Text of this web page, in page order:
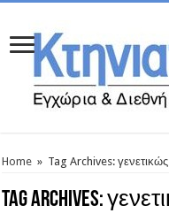
Home » Tag Archives:
Tag Archives: